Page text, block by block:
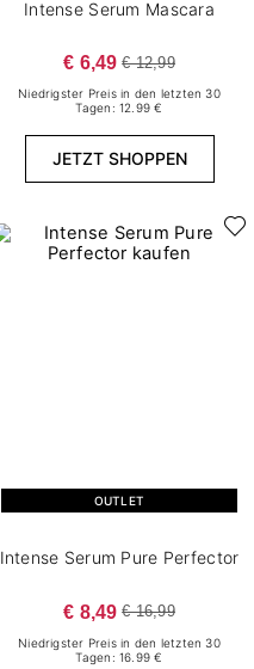
Intense Serum Mascara
€ 6,49 € 12,99
Niedrigster Preis in den letzten 30
Tagen: 12.99 €
JETZT SHOPPEN
OUTLET
Intense Serum Pure Perfector
€ 8,49 € 16,99
Niedrigster Preis in den letzten 30
Tagen: 16.99 €